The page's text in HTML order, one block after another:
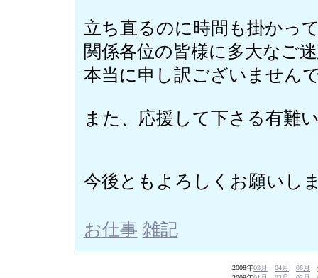
立ち直るのに時間も掛かっ
関係各位の皆様に多大なご
本当に申し訳ございません
また、応援して下さる有難
今後ともよろしくお願いし
お仕事/雑記
2008年03月 04月 06月